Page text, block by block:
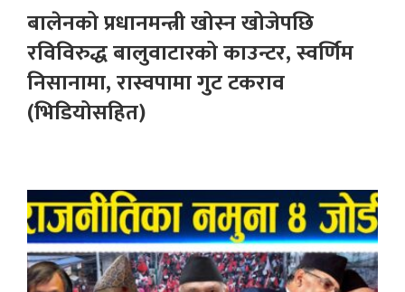
बालेनको प्रधानमन्त्री खोस्न खोजेपछि
रविविरुद्ध बालुवाटारको काउन्टर, स्वर्णिम
निसानामा, रास्वपामा गुट टकराव
(भिडियोसहित)